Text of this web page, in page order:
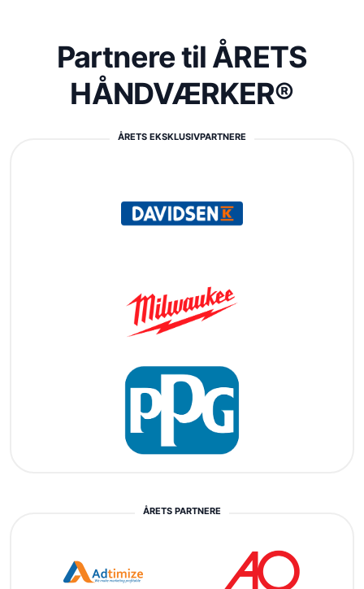
Partnere til ÅRETS
HÅNDVÆRKER®
ÅRETS EKSKLUSIVPARTNERE
ÅRETS PARTNERE